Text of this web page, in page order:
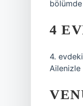
4
4.
Ailenizle